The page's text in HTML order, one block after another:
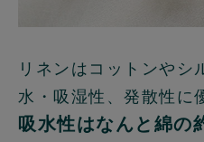
リネンはコットンやシ
水・吸湿性、発散性に
吸水性はなんと綿の